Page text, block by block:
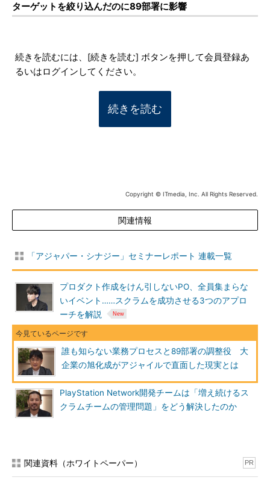
ターゲットを絞り込んだのに89部署に影響
続きを読むには、[続きを読む] ボタンを押して会員登録あ
るいはログインしてください。
続きを読む
Copyright © ITmedia, Inc. All Rights Reserved.
関連情報
「アジャパー・シナジー」セミナーレポート 連載一覧
プロダクト作成をけん引しないPO、全員集まらな
いイベント……スクラムを成功させる3つのアプロ
ーチを解説
誰も知らない業務プロセスと89部署の調整役 大
企業の旭化成がアジャイルで直面した現実とは
PlayStation Network開発チームは「増え続けるス
クラムチームの管理問題」をどう解決したのか
関連資料（ホワイトペーパー） PR